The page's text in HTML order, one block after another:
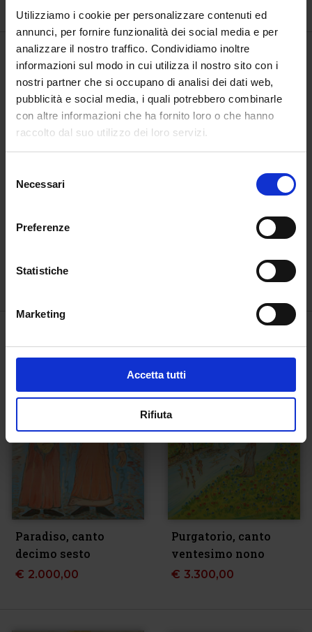
Utilizziamo i cookie per personalizzare contenuti ed
annunci, per fornire funzionalità dei social media e per
analizzare il nostro traffico. Condividiamo inoltre
informazioni sul modo in cui utilizza il nostro sito con i
nostri partner che si occupano di analisi dei dati web,
pubblicità e social media, i quali potrebbero combinarle
con altre informazioni che ha fornito loro o che hanno
raccolto dal suo utilizzo dei loro servizi.
delNecessari
Preferenze
Statistiche
Marketing
Accetta tutti
Rifiuta
€ 3.000,00
Paradiso, canto
decimo sesto
€ 2.000,00
Purgatorio, canto
ventesimo nono
€ 3.300,00